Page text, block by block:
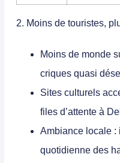
2. Moins de touristes,
Moins de monde
criques quasi
Sites culturels
files d’attente à
Ambiance locale :
quotidienne des